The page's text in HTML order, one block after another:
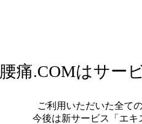
腰痛.COMはサー
ご利用いただいた全て
今後は新サービス「エ